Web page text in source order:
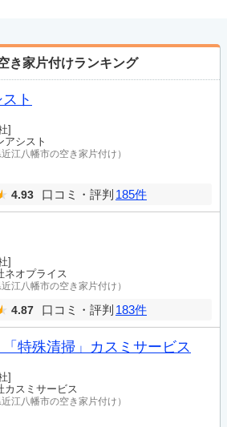
き家片付けランキング
ト
]
アシスト
近江八幡市の空き家片付け）
4.93 口コミ・評判 185件
]
ネオプライス
近江八幡市の空き家片付け）
4.87 口コミ・評判 183件
「特殊清掃」カスミサービス
]
カスミサービス
近江八幡市の空き家片付け）